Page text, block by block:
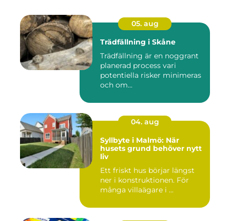
05. aug
Trädfällning i Skåne
Trädfällning är en noggrant
planerad process vari
potentiella risker minimeras
och om...
04. aug
Syllbyte i Malmö: När
husets grund behöver nytt
liv
Ett friskt hus börjar längst
ner i konstruktionen. För
många villaägare i ...